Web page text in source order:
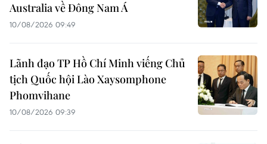
Australia về Đông Nam Á
10/08/2026 09:49
Lãnh đạo TP Hồ Chí Minh viếng Chủ
tịch Quốc hội Lào Xaysomphone
Phomvihane
10/08/2026 09:39